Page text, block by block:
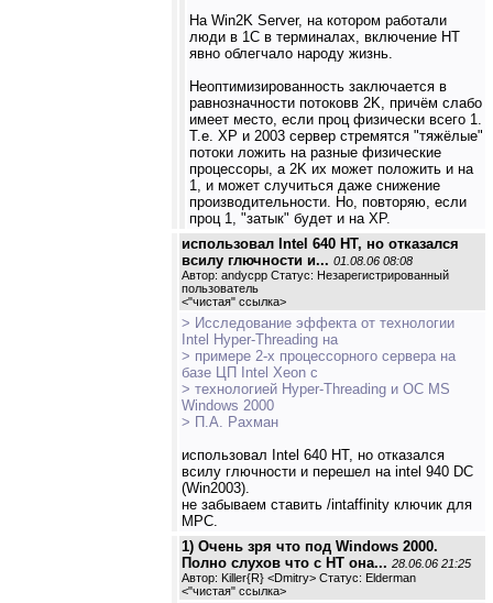
На Win2K Server, на котором работали
люди в 1С в терминалах, включение HT
явно облегчало народу жизнь.
Неоптимизированность заключается в
равнозначности потоковв 2K, причём слабо
имеет место, если проц физически всего 1.
Т.е. XP и 2003 сервер стремятся "тяжёлые"
потоки ложить на разные физические
процессоры, а 2K их может положить и на
1, и может случиться даже снижение
производительности. Но, повторяю, если
проц 1, "затык" будет и на XP.
использовал Intel 640 HT, но отказался
всилу глючности и... 01.08.06 08:08
Автор: andycpp Статус: Незарегистрированный
пользователь
<"чистая" ссылка>
> Исследование эффекта от технологии
Intel Hyper-Threading на
> примере 2-х процессорного сервера на
базе ЦП Intel Xeon с
> технологией Hyper-Threading и ОС MS
Windows 2000
> П.А. Рахман
использовал Intel 640 HT, но отказался
всилу глючности и перешел на intel 940 DC
(Win2003).
не забываем ставить /intaffinity ключик для
MPC.
1) Очень зря что под Windows 2000.
Полно слухов что с HT она... 28.06.06 21:25
Автор: Killer{R} <Dmitry> Статус: Elderman
<"чистая" ссылка>